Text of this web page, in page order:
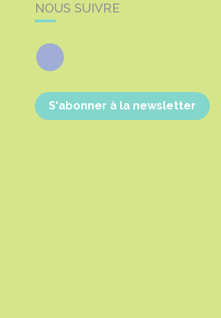
NOUS SUIVRE
Facebook
S'abonner à la newsletter